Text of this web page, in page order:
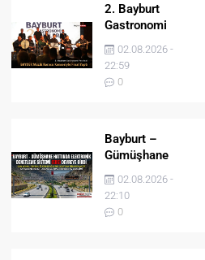
2. Bayburt
Gastronomi
Festivali BAYDER
Müzik Korosu
Konseriyle Final
Yaptı
02.08.2026 -
22:59
0
Bayburt –
Gümüşhane
Hattında Elektronik
Denetleme Sistemi
(EDS) Devreye Girdi
02.08.2026 -
22:10
0